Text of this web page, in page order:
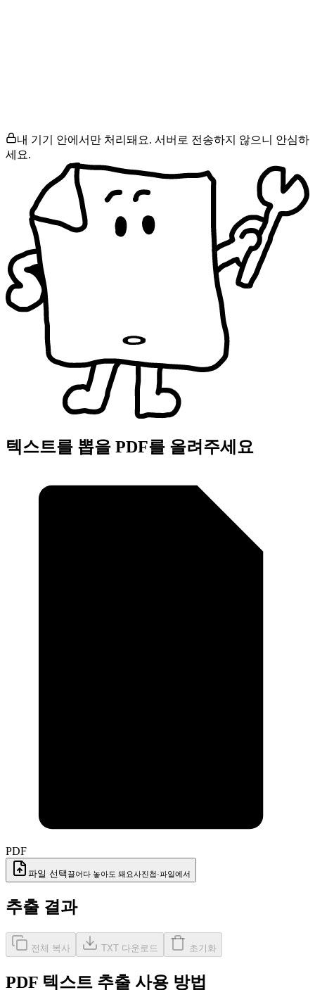
내 기기 안에서만 처리돼요. 서버로 전송하지 않으니 안심하
세요.
텍스트를 뽑을 PDF를 올려주세요
PDF
파일 선택끌어다 놓아도 돼요사진첩·파일에서
추출 결과
전체 복사 TXT 다운로드 초기화
PDF 텍스트 추출 사용 방법